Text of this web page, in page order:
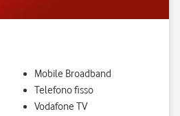
Mobile Broadband
Telefono fisso
Vodafone TV